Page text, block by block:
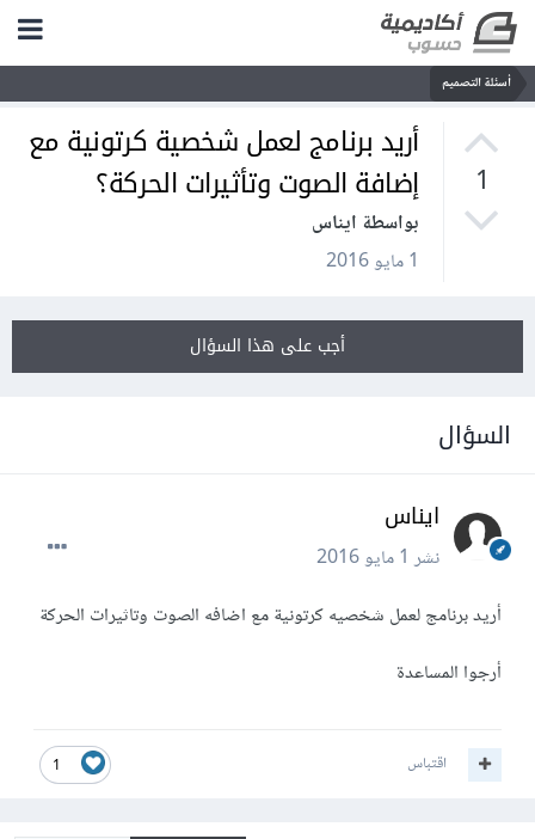
أسئلة التصميم
1
أريد برنامج لعمل شخصية كرتونية مع
إضافة الصوت وتأثيرات الحركة؟
بواسطة ايناس
1 مايو 2016
أجب على هذا السؤال
السؤال
ايناس
نشر1 مايو 2016
أريد برنامج لعمل شخصيه كرتونية مع اضافه الصوت وتاثيرات الحركة
أرجوا المساعدة
1 اقتباس